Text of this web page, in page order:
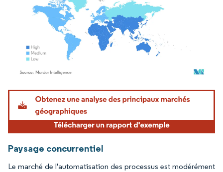
Image © Mordor Intelligence. La réutilisation nécessite une attribution sous CC BY
Paysage concurrentiel
Le marché de l'automatisation des processus est modérément